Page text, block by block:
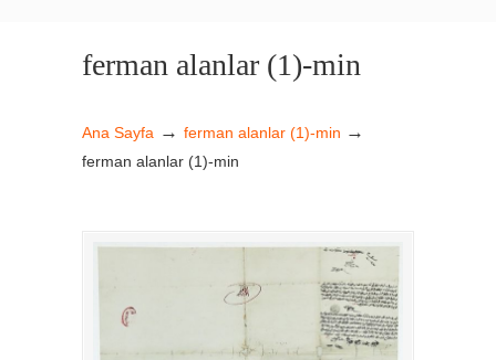
ferman alanlar (1)-min
Ana Sayfa → ferman alanlar (1)-min →
ferman alanlar (1)-min